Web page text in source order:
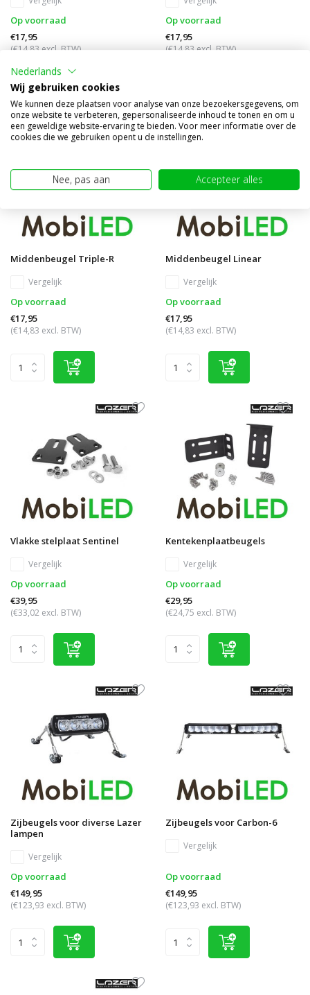
Op voorraad
€17,95
(€14,83 excl. BTW)
Op voorraad
€17,95
(€14,83 excl. BTW)
Middenbeugel Triple-R
Vergelijk
Op voorraad
€17,95
(€14,83 excl. BTW)
Middenbeugel Linear
Vergelijk
Op voorraad
€17,95
(€14,83 excl. BTW)
Vlakke stelplaat Sentinel
Vergelijk
Op voorraad
€39,95
(€33,02 excl. BTW)
Kentekenplaatbeugels
Vergelijk
Op voorraad
€29,95
(€24,75 excl. BTW)
Zijbeugels voor diverse Lazer
lampen
Vergelijk
Op voorraad
€149,95
(€123,93 excl. BTW)
Zijbeugels voor Carbon-6
Vergelijk
Op voorraad
€149,95
(€123,93 excl. BTW)
Nederlands
Wij gebruiken cookies
We kunnen deze plaatsen voor analyse van onze bezoekersgegevens, om
onze website te verbeteren, gepersonaliseerde inhoud te tonen en om u
een geweldige website-ervaring te bieden. Voor meer informatie over de
cookies die we gebruiken opent u de instellingen.
Nee, pas aan Accepteer alles